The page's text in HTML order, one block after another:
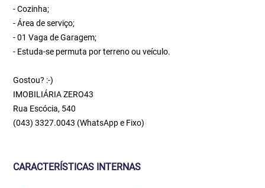
- Cozinha;
- Área de serviço;
- 01 Vaga de Garagem;
- Estuda-se permuta por terreno ou veículo.
Gostou? :-)
IMOBILIÁRIA ZERO43
Rua Escócia, 540
(043) 3327.0043 (WhatsApp e Fixo)
CARACTERÍSTICAS INTERNAS